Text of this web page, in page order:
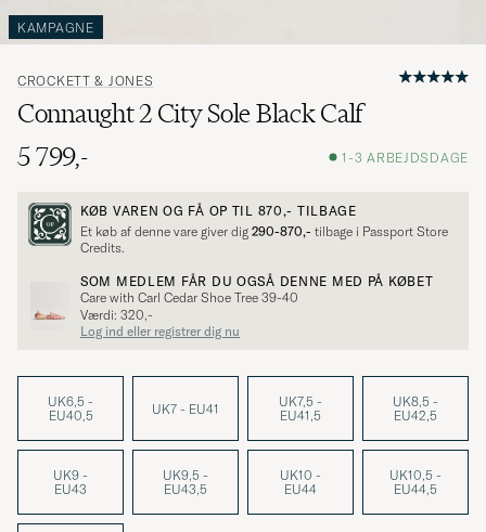
KAMPAGNE
CROCKETT & JONES
Connaught 2 City Sole Black Calf
5 799,-
1-3 ARBEJDSDAGE
KØB VAREN OG FÅ OP TIL 870,- TILBAGE
Et køb af denne vare giver dig 290-870,- tilbage i Passport Store
Credits.
SOM MEDLEM FÅR DU OGSÅ DENNE MED PÅ KØBET
Care with Carl Cedar Shoe Tree 39-40
Værdi: 320,-
Log ind eller registrer dig nu
UK6,5 -
EU40,5
UK7 - EU41
UK7,5 -
EU41,5
UK8,5 -
EU42,5
UK9 -
EU43
UK9,5 -
EU43,5
UK10 -
EU44
UK10,5 -
EU44,5